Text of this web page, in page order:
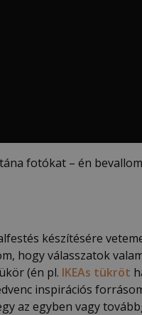
fotókat – én
készítésére
hogy válasszatok
(én pl. IKEAs tükröt
inspirációs
az egyben vagy